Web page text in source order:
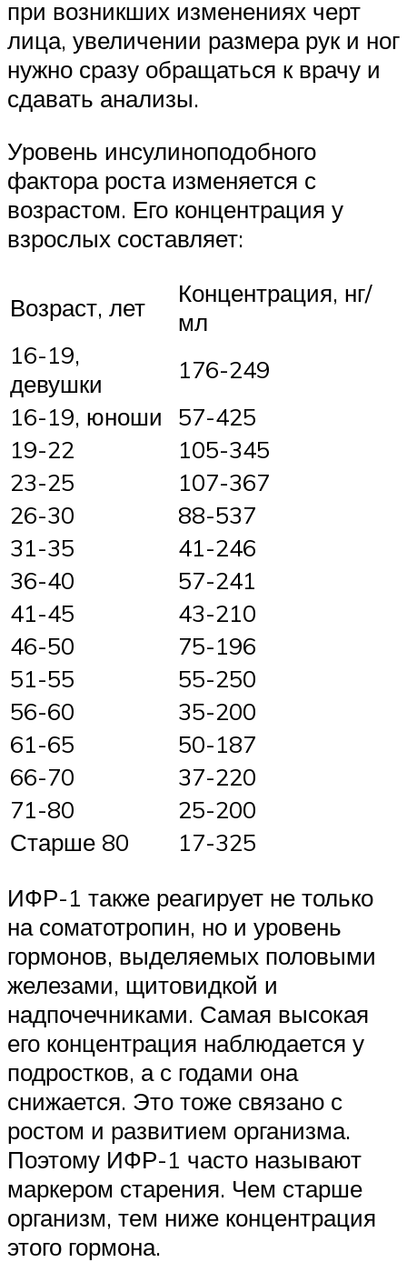
при возникших изменениях черт
лица, увеличении размера рук и ног
нужно сразу обращаться к врачу и
сдавать анализы.
Уровень инсулиноподобного
фактора роста изменяется с
возрастом. Его концентрация у
взрослых составляет:
Возраст, лет
Концентрация, нг/
мл
16-19,
девушки
176-249
16-19, юноши
57-425
19-22
105-345
23-25
107-367
26-30
88-537
31-35
41-246
36-40
57-241
41-45
43-210
46-50
75-196
51-55
55-250
56-60
35-200
61-65
50-187
66-70
37-220
71-80
25-200
Старше 80
17-325
ИФР-1 также реагирует не только
на соматотропин, но и уровень
гормонов, выделяемых половыми
железами, щитовидкой и
надпочечниками. Самая высокая
его концентрация наблюдается у
подростков, а с годами она
снижается. Это тоже связано с
ростом и развитием организма.
Поэтому ИФР-1 часто называют
маркером старения. Чем старше
организм, тем ниже концентрация
этого гормона.